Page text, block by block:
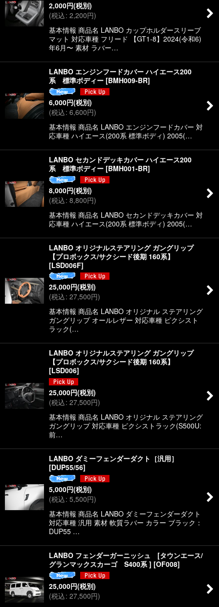
2,000円(税別)
(税込: 2,200円)
基本情報 商品名 LANBO カップホルダースリーブ
マット 対応車種 フリード 【GT1-8】2024(令和6)
年6月〜 素材 ラバー…
LANBO エンジンフードカバー ハイエース200
系 標準ボディー [BMH009-BR]
6,000円(税別)
(税込: 6,600円)
基本情報 商品名 LANBO エンジンフードカバー 対
応車種 ハイエース(200系 標準ボディ) 2005(…
LANBO セカンドデッキカバー ハイエース200
系 標準ボディー [BMH001-BR]
8,000円(税別)
(税込: 8,800円)
基本情報 商品名 LANBO セカンドデッキカバー 対
応車種 ハイエース(200系 標準ボディ) 2005(…
LANBO オリジナルステアリング ガングリップ
【プロボックス/サクシード後期 160系】
[LSD006F]
25,000円(税別)
(税込: 27,500円)
基本情報 商品名 LANBO オリジナル ステアリング
ガングリップ オールレザー 対応車種 ピクシスト
ラック(…
LANBO オリジナルステアリング ガングリップ
【プロボックス/サクシード後期 160系】
[LSD006]
25,000円(税別)
(税込: 27,500円)
基本情報 商品名 LANBO オリジナル ステアリング
ガングリップ 対応車種 ピクシストラック(S500U:
前…
LANBO ダミーフェンダーダクト［汎用］
[DUP55/56]
5,000円(税別)
(税込: 5,500円)
基本情報 商品名 LANBO ダミーフェンダーダクト
対応車種 汎用 素材 軟質ラバー カラー ブラック：
DUP55 …
LANBO フェンダーガーニッシュ [タウンエース/
グランマックスカーゴ S400系 ] [OF008]
25,000円(税別)
(税込: 27,500円)